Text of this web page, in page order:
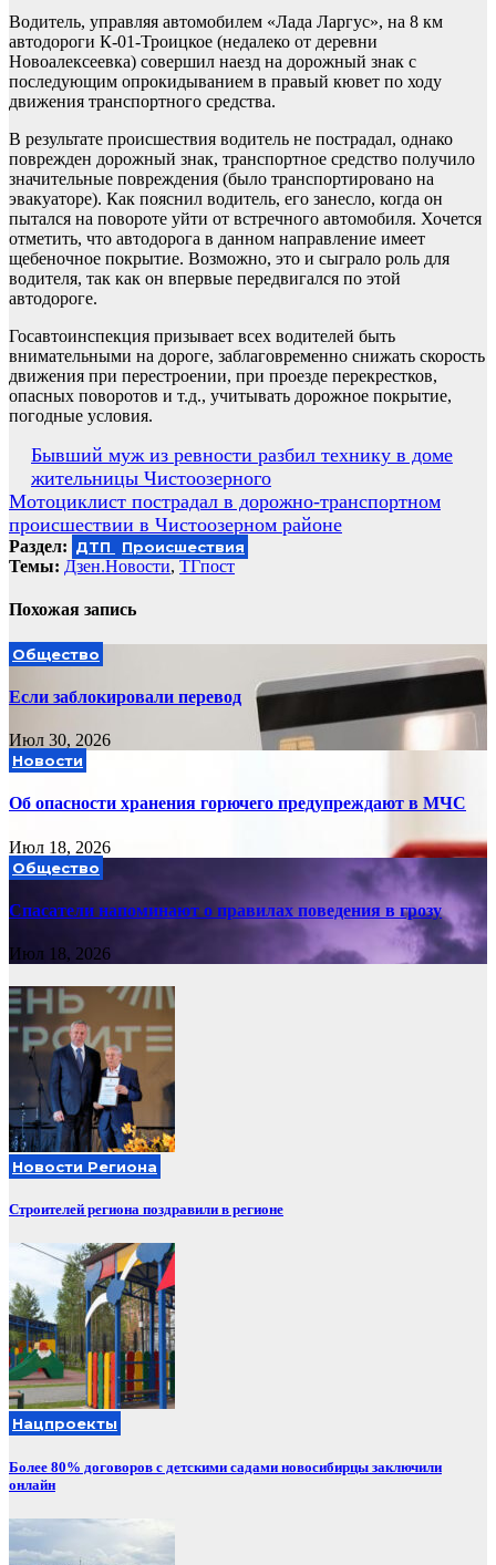
Водитель, управляя автомобилем «Лада Ларгус», на 8 км
автодороги К-01-Троицкое (недалеко от деревни
Новоалексеевка) совершил наезд на дорожный знак с
последующим опрокидыванием в правый кювет по ходу
движения транспортного средства.
В результате происшествия водитель не пострадал, однако
поврежден дорожный знак, транспортное средство получило
значительные повреждения (было транспортировано на
эвакуаторе). Как пояснил водитель, его занесло, когда он
пытался на повороте уйти от встречного автомобиля. Хочется
отметить, что автодорога в данном направление имеет
щебеночное покрытие. Возможно, это и сыграло роль для
водителя, так как он впервые передвигался по этой
автодороге.
Госавтоинспекция призывает всех водителей быть
внимательными на дороге, заблаговременно снижать скорость
движения при перестроении, при проезде перекрестков,
опасных поворотов и т.д., учитывать дорожное покрытие,
погодные условия.
Навигация
по
записям
Бывший муж из ревности разбил технику в доме
жительницы Чистоозерного
Мотоциклист пострадал в дорожно-транспортном
происшествии в Чистоозерном районе
Раздел: ДТП Происшествия
Темы: Дзен.Новости, ТГпост
Похожая запись
Общество
Если заблокировали перевод
Июл 30, 2026
Новости
Об опасности хранения горючего предупреждают в МЧС
Июл 18, 2026
Общество
Спасатели напоминают о правилах поведения в грозу
Июл 18, 2026
Новости Региона
Строителей региона поздравили в регионе
Нацпроекты
Более 80% договоров с детскими садами новосибирцы заключили
онлайн